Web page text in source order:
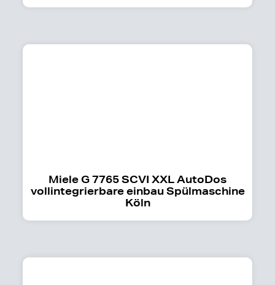
Miele G 7765 SCVI XXL AutoDos
vollintegrierbare einbau Spülmaschine
Köln